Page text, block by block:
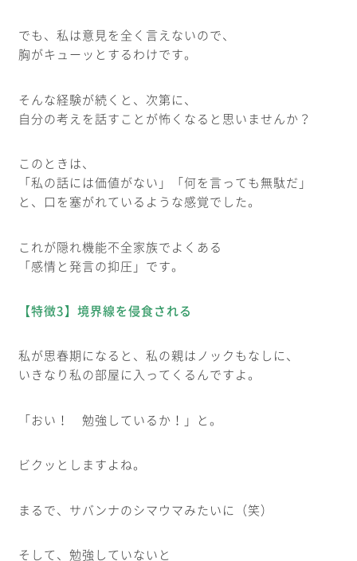
でも、私は意見を全く言えないので、
胸がキューッとするわけです。
そんな経験が続くと、次第に、
自分の考えを話すことが怖くなると思いませんか？
このときは、
「私の話には価値がない」「何を言っても無駄だ」
と、口を塞がれているような感覚でした。
これが隠れ機能不全家族でよくある
「感情と発言の抑圧」です。
【特徴3】境界線を侵食される
私が思春期になると、私の親はノックもなしに、
いきなり私の部屋に入ってくるんですよ。
「おい！ 勉強しているか！」と。
ビクッとしますよね。
まるで、サバンナのシマウマみたいに（笑）
そして、勉強していないと